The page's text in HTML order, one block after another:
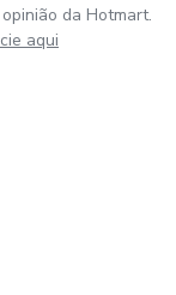
da Hotmart.
aqui